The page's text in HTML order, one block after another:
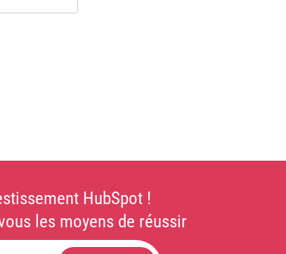
HubSpot !
les moyens de réussir